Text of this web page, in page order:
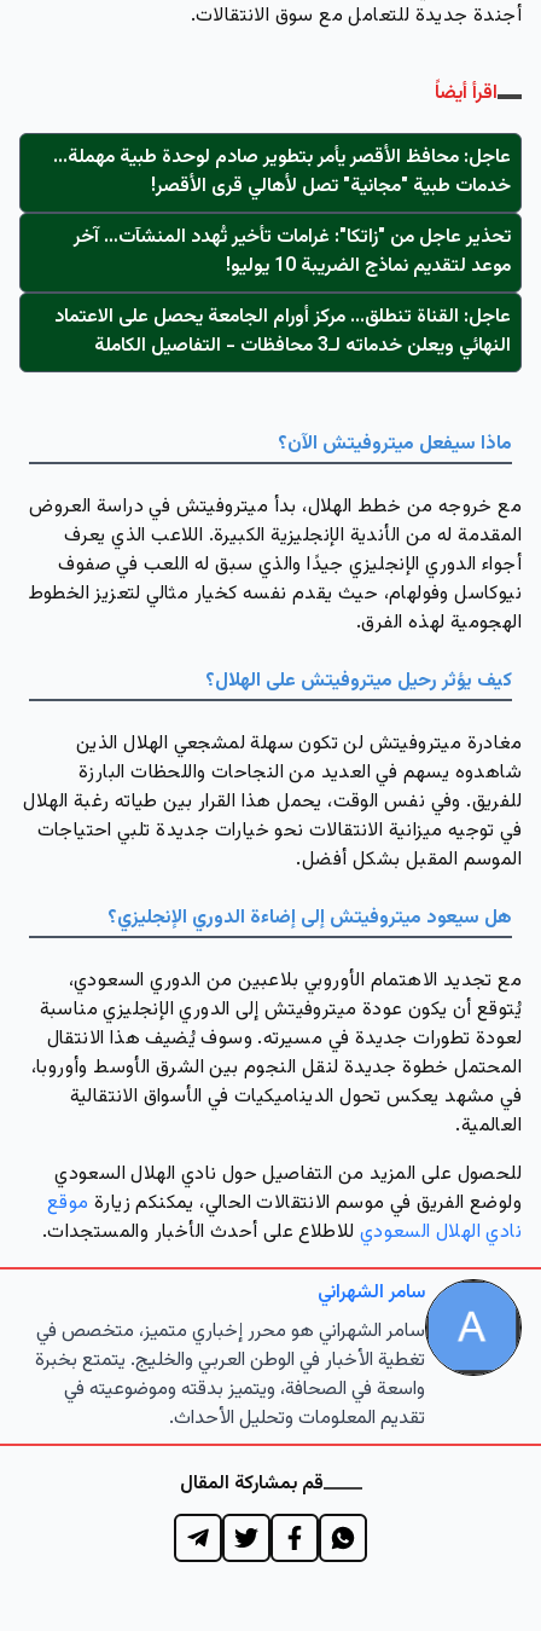
أجندة جديدة للتعامل مع سوق الانتقالات.
اقرأ أيضاً
عاجل: محافظ الأقصر يأمر بتطوير صادم لوحدة طبية مهملة...
خدمات طبية "مجانية" تصل لأهالي قرى الأقصر!
تحذير عاجل من "زاتكا": غرامات تأخير تُهدد المنشآت… آخر
موعد لتقديم نماذج الضريبة 10 يوليو!
عاجل: القناة تنطلق... مركز أورام الجامعة يحصل على الاعتماد
النهائي ويعلن خدماته لـ3 محافظات - التفاصيل الكاملة
ماذا سيفعل ميتروفيتش الآن؟
مع خروجه من خطط الهلال، بدأ ميتروفيتش في دراسة العروض
المقدمة له من الأندية الإنجليزية الكبيرة. اللاعب الذي يعرف
أجواء الدوري الإنجليزي جيدًا والذي سبق له اللعب في صفوف
نيوكاسلوفولهام، حيث يقدم نفسه كخيار مثالي لتعزيز الخطوط
الهجومية لهذه الفرق.
كيف يؤثر رحيل ميتروفيتش على الهلال؟
مغادرة ميتروفيتش لن تكون سهلة لمشجعي الهلال الذين
شاهدوه يسهم في العديد من النجاحات واللحظات البارزة
للفريق. وفي نفس الوقت، يحمل هذا القرار بين طياته رغبة الهلال
في توجيه ميزانية الانتقالات نحو خيارات جديدة تلبي احتياجات
الموسم المقبل بشكل أفضل.
هل سيعود ميتروفيتش إلى إضاءة الدوري الإنجليزي؟
مع تجديد الاهتمام الأوروبي بلاعبين من الدوري السعودي،
يُتوقع أن يكون عودة ميتروفيتش إلى الدوري الإنجليزي مناسبة
لعودة تطورات جديدة في مسيرته. وسوف يُضيف هذا الانتقال
المحتمل خطوة جديدة لنقل النجوم بين الشرق الأوسط وأوروبا،
في مشهد يعكس تحول الديناميكيات في الأسواق الانتقالية
العالمية.
للحصول على المزيد من التفاصيل حول نادي الهلال السعودي
ولوضع الفريق في موسم الانتقالات الحالي، يمكنكم زيارة موقع
نادي الهلال السعودي للاطلاع على أحدث الأخبار والمستجدات.
سامر الشهراني
سامر الشهراني هو محرر إخباري متميز، متخصص في
تغطية الأخبار في الوطن العربي والخليج. يتمتع بخبرة
واسعة في الصحافة، ويتميز بدقته وموضوعيته في
تقديم المعلومات وتحليل الأحداث.
قم بمشاركة المقال